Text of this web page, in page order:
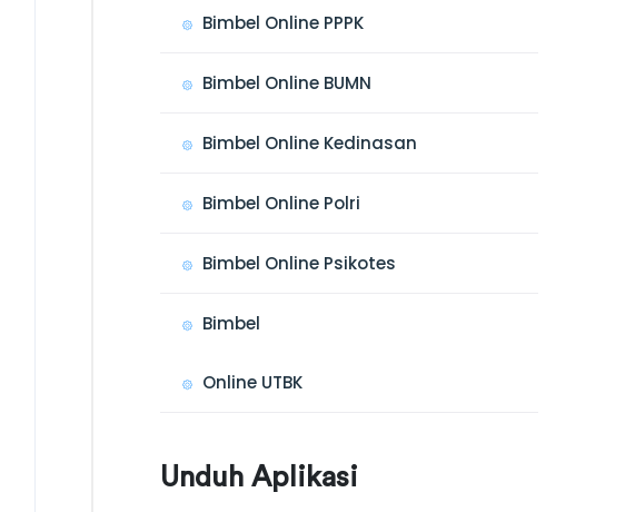
Bimbel Online PPPK
Bimbel Online BUMN
Bimbel Online Kedinasan
Bimbel Online Polri
Bimbel Online Psikotes
Bimbel
Online UTBK
Unduh Aplikasi